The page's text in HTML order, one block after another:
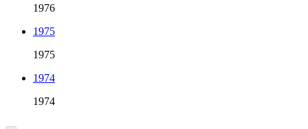
1976
1975
1975
1974
1974